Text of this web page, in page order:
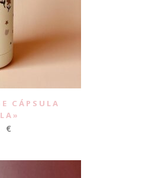
CÁPSULA
€